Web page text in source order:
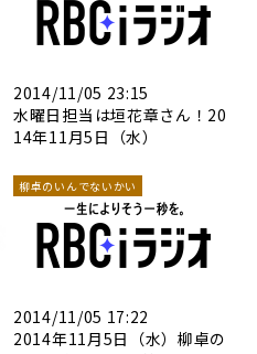
2014/11/05 23:15
水曜日担当は垣花章さん！20
14年11月5日（水）
柳卓のいんでないかい
2014/11/05 17:22
2014年11月5日（水）柳卓の